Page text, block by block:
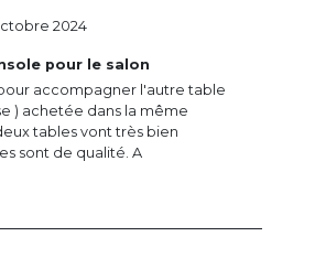
pour le salon
accompagner l'autre table
) achetée dans la même
tables vont très bien
sont de qualité. A
2024